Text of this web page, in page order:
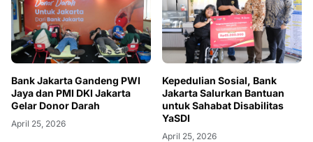
Bank Jakarta Gandeng PWI
Jaya dan PMI DKI Jakarta
Gelar Donor Darah
April 25, 2026
Kepedulian Sosial, Bank
Jakarta Salurkan Bantuan
untuk Sahabat Disabilitas
YaSDI
April 25, 2026